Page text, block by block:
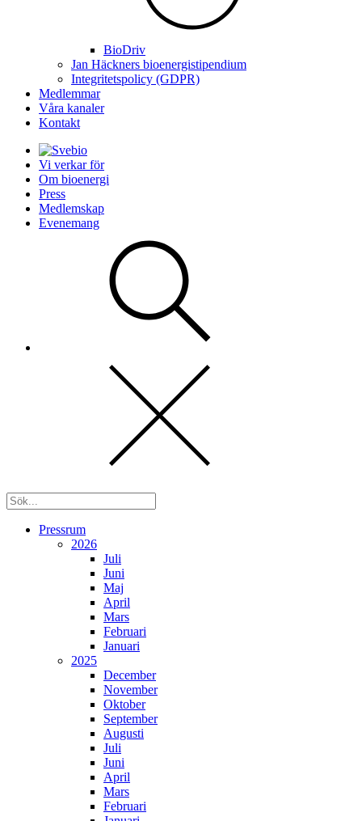
BioDriv
Jan Häckners bioenergistipendium
Integritetspolicy (GDPR)
Medlemmar
Våra kanaler
Kontakt
Vi verkar för
Om bioenergi
Press
Medlemskap
Evenemang
Pressrum
2026
Juli
Juni
Maj
April
Mars
Februari
Januari
2025
December
November
Oktober
September
Augusti
Juli
Juni
April
Mars
Februari